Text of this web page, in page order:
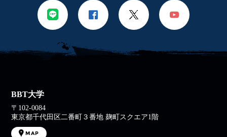
BBT大学
〒102-0084
東京都千代田区二番町３番地 麹町スクエア1階
MAP